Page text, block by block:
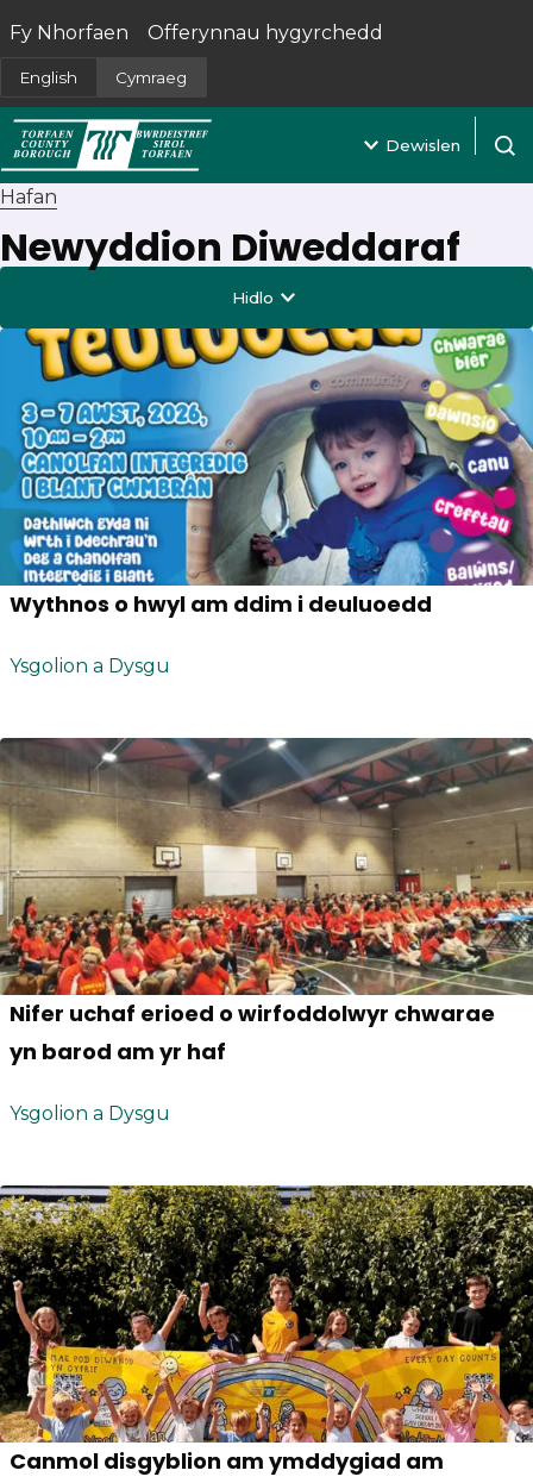
English Cymraeg
Fy Nhorfaen
(yn agor mewn tab newydd)
Offerynnau hygyrchedd
Dewislen
Hafan
Newyddion Diweddaraf
Hidlo
Wythnos o hwyl am ddim i deuluoedd
Ysgolion a Dysgu
Nifer uchaf erioed o wirfoddolwyr chwarae
yn barod am yr haf
Ysgolion a Dysgu
Canmol disgyblion am ymddygiad am